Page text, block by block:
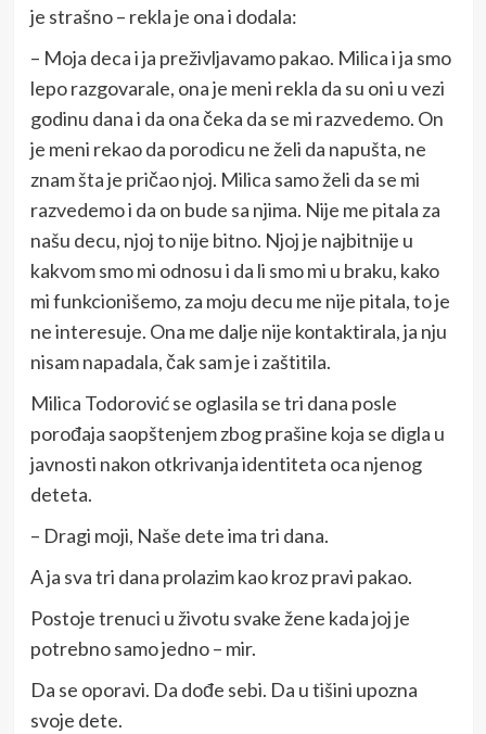
je strašno – rekla je ona i dodala:
– Moja deca i ja preživljavamo pakao. Milica i ja smo
lepo razgovarale, ona je meni rekla da su oni u vezi
godinu dana i da ona čeka da se mi razvedemo. On
je meni rekao da porodicu ne želi da napušta, ne
znam šta je pričao njoj. Milica samo želi da se mi
razvedemo i da on bude sa njima. Nije me pitala za
našu decu, njoj to nije bitno. Njoj je najbitnije u
kakvom smo mi odnosu i da li smo mi u braku, kako
mi funkcionišemo, za moju decu me nije pitala, to je
ne interesuje. Ona me dalje nije kontaktirala, ja nju
nisam napadala, čak sam je i zaštitila.
Milica Todorović se oglasila se tri dana posle
porođaja saopštenjem zbog prašine koja se digla u
javnosti nakon otkrivanja identiteta oca njenog
deteta.
– Dragi moji, Naše dete ima tri dana.
A ja sva tri dana prolazim kao kroz pravi pakao.
Postoje trenuci u životu svake žene kada joj je
potrebno samo jedno – mir.
Da se oporavi. Da dođe sebi. Da u tišini upozna
svoje dete.